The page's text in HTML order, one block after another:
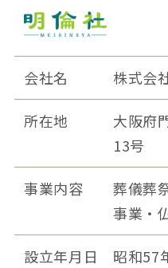
会社名 株式会
所在地
大阪府
13号
事業内容
葬儀葬
事業・
設立年月日 昭和57